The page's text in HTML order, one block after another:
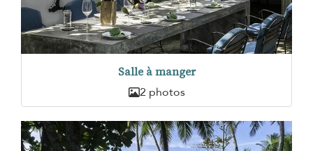
Salle à manger
2 photos